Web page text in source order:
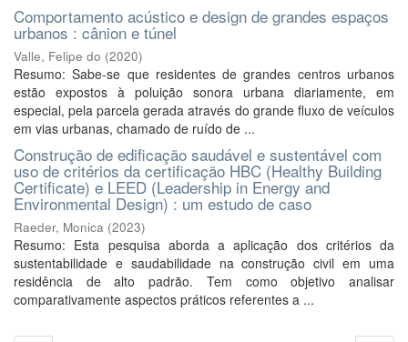
Comportamento acústico e design de grandes espaços
urbanos : cânion e túnel
Valle, Felipe do (2020)
Resumo: Sabe-se que residentes de grandes centros urbanos
estão expostos à poluição sonora urbana diariamente, em
especial, pela parcela gerada através do grande fluxo de veículos
em vias urbanas, chamado de ruído de ...
Construção de edificação saudável e sustentável com
uso de critérios da certificação HBC (Healthy Building
Certificate) e LEED (Leadership in Energy and
Environmental Design) : um estudo de caso
Raeder, Monica (2023)
Resumo: Esta pesquisa aborda a aplicação dos critérios da
sustentabilidade e saudabilidade na construção civil em uma
residência de alto padrão. Tem como objetivo analisar
comparativamente aspectos práticos referentes a ...